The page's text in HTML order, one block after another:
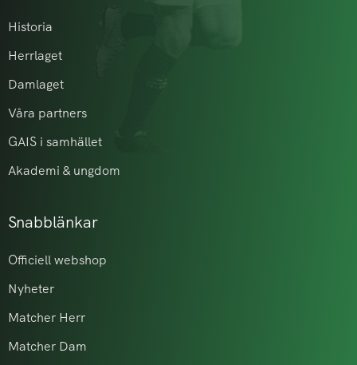
Historia
Herrlaget
Damlaget
Våra partners
GAIS i samhället
Akademi & ungdom
Snabblänkar
Officiell webshop
Nyheter
Matcher Herr
Matcher Dam